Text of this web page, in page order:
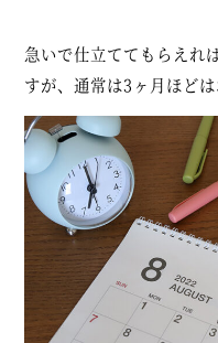
急いで仕立ててもらえれ
すが、通常は3ヶ月ほど